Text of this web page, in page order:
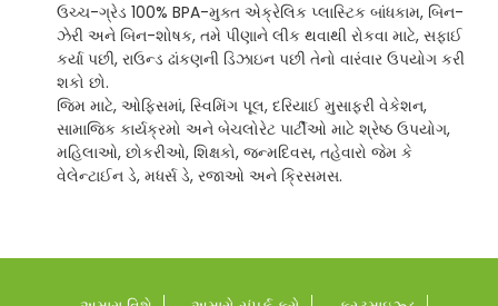
ઉચ્ચ-ગ્રેડ 100% BPA-મુક્ત એક્રેલિક પ્લાસ્ટિક બાંધકામ, બિન-
ઝેરી અને બિન-શોષક, તમે પીણાને લીક થવાથી રોકવા માટે, સફાઈ
કર્યા પછી, રાઉન્ડ ઢાંકણની ડિઝાઇન પછી તેનો વારંવાર ઉપયોગ કરી
શકો છો.
જિમ માટે, ઓફિસમાં, સ્વિમિંગ પૂલ, દરિયાઈ મુસાફરી વેકેશન,
સામાજિક કાર્યક્રમો અને બેચલોરેટ પાર્ટીઓ માટે શ્રેષ્ઠ ઉપયોગ,
મહિલાઓ, છોકરીઓ, શિક્ષકો, જન્મદિવસ, તહેવારો જેમ કે
વેલેન્ટાઈન ડે, મધર્સ ડે, રજાઓ અને ક્રિસમસ.